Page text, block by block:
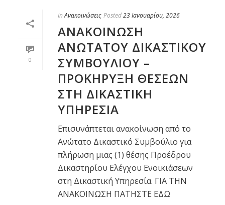
0
In Ανακοινώσεις Posted23 Ιανουαρίου, 2026
ΑΝΑΚΟΙΝΩΣΗ
ΑΝΩΤΑΤΟΥ ΔΙΚΑΣΤΙΚΟΥ
ΣΥΜΒΟΥΛΙΟΥ –
ΠΡΟΚΗΡΥΞΗ ΘΕΣΕΩΝ
ΣΤΗ ΔΙΚΑΣΤΙΚΗ
ΥΠΗΡΕΣΙΑ
Επισυνάπτεται ανακοίνωση από το
Ανώτατο Δικαστικό Συμβούλιο για
πλήρωση μιας (1) θέσης Προέδρου
Δικαστηρίου Ελέγχου Ενοικιάσεων
στη Δικαστική Υπηρεσία. ΓΙΑ ΤΗΝ
ΑΝΑΚΟΙΝΩΣΗ ΠΑΤΗΣΤΕ ΕΔΩ